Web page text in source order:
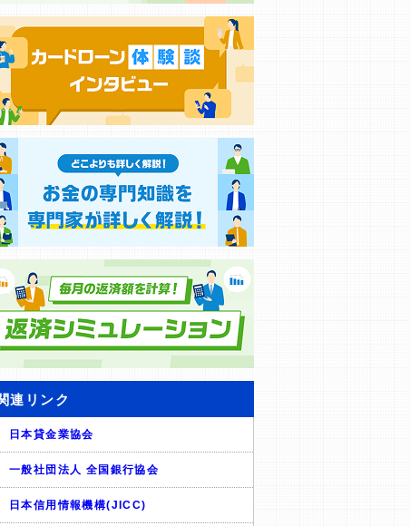
連リンク
日本貸金業協会
一般社団法人 全国銀行協会
日本信用情報機構(JICC)